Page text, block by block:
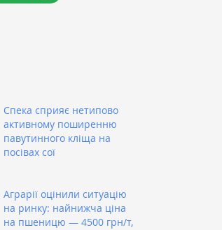
Спека сприяє нетипово
активному поширенню
павутинного кліща на
посівах сої
Аграрії оцінили ситуацію
на ринку: найнижча ціна
на пшеницю — 4500 грн/т,